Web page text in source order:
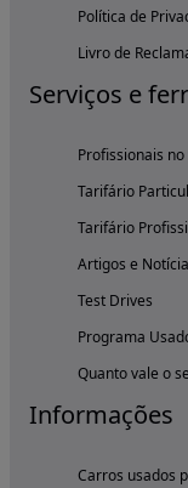
Política de
Livro de
Serviços e
Profissionais
Tarifário
Tarifário
Artigos e
Test Drives
Programa
Quanto vale o
Informações
Carros usados